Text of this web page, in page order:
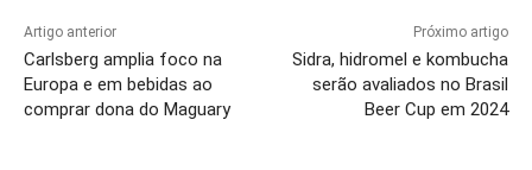
Artigo anterior
Carlsberg amplia foco na
Europa e em bebidas ao
comprar dona do Maguary
Próximo artigo
Sidra, hidromel e kombucha
serão avaliados no Brasil
Beer Cup em 2024